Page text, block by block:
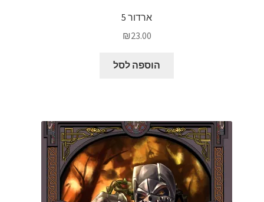
ארדור 5
₪23.00
הוספה לסל